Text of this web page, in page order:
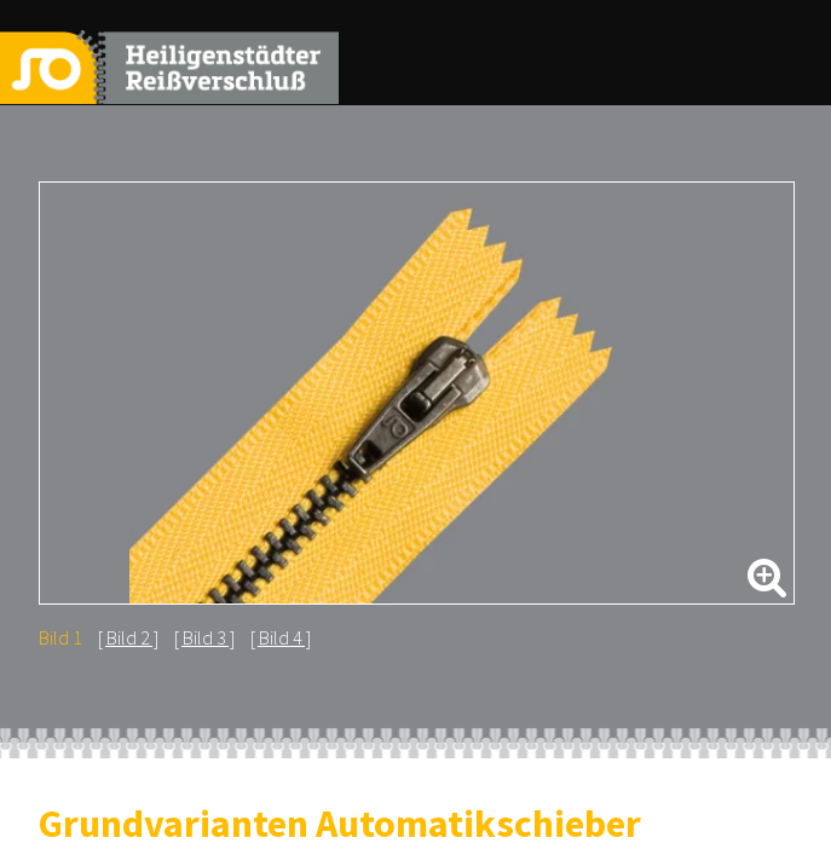
Bild 1 Bild 2 Bild 3 Bild 4
Grundvarianten Automatikschieber